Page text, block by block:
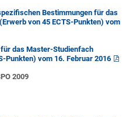
Bestimmungen für das
von 45 ECTS-Punkten) vom
das Master-Studienfach
Punkten) vom 16. Februar 2016
2009